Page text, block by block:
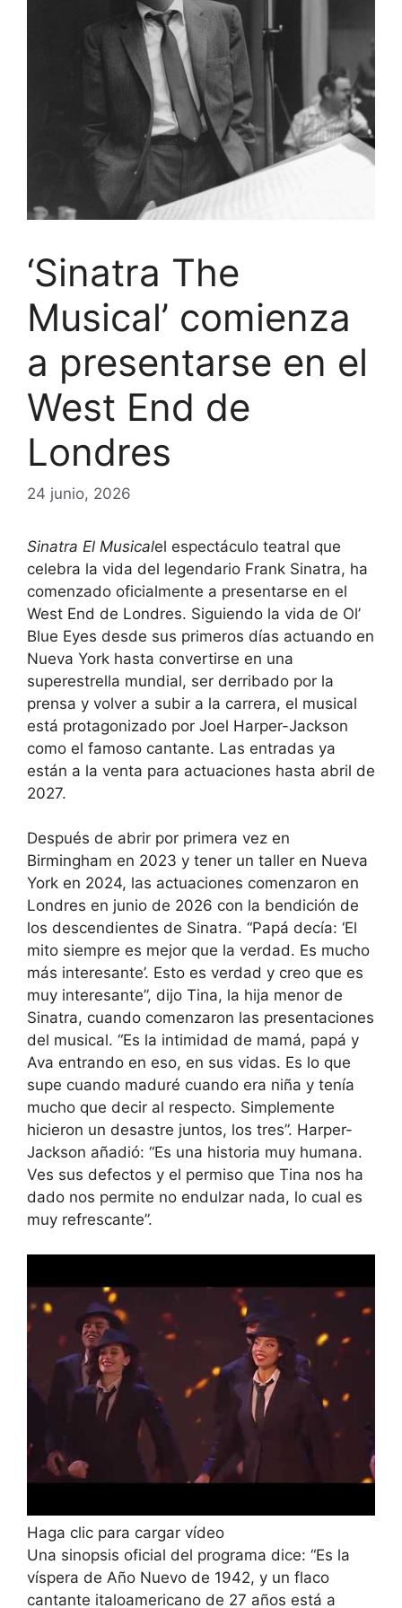
‘Sinatra The
Musical’ comienza
a presentarse en el
West End de
Londres
24 junio, 2026
Sinatra El Musicalel espectáculo teatral que
celebra la vida del legendario Frank Sinatra, ha
comenzado oficialmente a presentarse en el
West End de Londres. Siguiendo la vida de Ol’
Blue Eyes desde sus primeros días actuando en
Nueva York hasta convertirse en una
superestrella mundial, ser derribado por la
prensa y volver a subir a la carrera, el musical
está protagonizado por Joel Harper-Jackson
como el famoso cantante. Las entradas ya
están a la venta para actuaciones hasta abril de
2027.
Después de abrir por primera vez en
Birmingham en 2023 y tener un taller en Nueva
York en 2024, las actuaciones comenzaron en
Londres en junio de 2026 con la bendición de
los descendientes de Sinatra. “Papá decía: ‘El
mito siempre es mejor que la verdad. Es mucho
más interesante’. Esto es verdad y creo que es
muy interesante”, dijo Tina, la hija menor de
Sinatra, cuando comenzaron las presentaciones
del musical. “Es la intimidad de mamá, papá y
Ava entrando en eso, en sus vidas. Es lo que
supe cuando maduré cuando era niña y tenía
mucho que decir al respecto. Simplemente
hicieron un desastre juntos, los tres”. Harper-
Jackson añadió: “Es una historia muy humana.
Ves sus defectos y el permiso que Tina nos ha
dado nos permite no endulzar nada, lo cual es
muy refrescante”.
Haga clic para cargar vídeo
Una sinopsis oficial del programa dice: “Es la
víspera de Año Nuevo de 1942, y un flaco
cantante italoamericano de 27 años está a